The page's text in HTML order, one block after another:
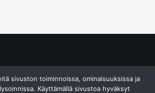
sivuston toiminnoissa, ominaisuuksissa ja
Käyttämällä sivustoa hyväksyt